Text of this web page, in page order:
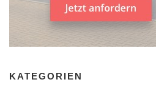
KATEGORIEN